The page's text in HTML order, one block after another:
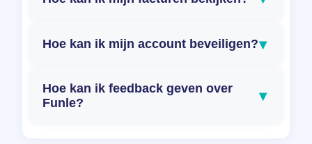
Hoe kan ik mijn account beveiligen?▾
Hoe kan ik feedback geven over
Funle?
▾